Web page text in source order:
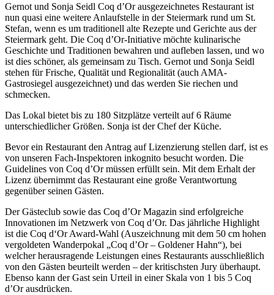
Gernot und Sonja Seidl Coq d’Or ausgezeichnetes Restaurant ist
nun quasi eine weitere Anlaufstelle in der Steiermark rund um St.
Stefan, wenn es um traditionell alte Rezepte und Gerichte aus der
Steiermark geht. Die Coq d’Or-Initiative möchte kulinarische
Geschichte und Traditionen bewahren und aufleben lassen, und wo
ist dies schöner, als gemeinsam zu Tisch. Gernot und Sonja Seidl
stehen für Frische, Qualität und Regionalität (auch AMA-
Gastrosiegel ausgezeichnet) und das werden Sie riechen und
schmecken.
Das Lokal bietet bis zu 180 Sitzplätze verteilt auf 6 Räume
unterschiedlicher Größen. Sonja ist der Chef der Küche.
Bevor ein Restaurant den Antrag auf Lizenzierung stellen darf, ist es
von unseren Fach-Inspektoren inkognito besucht worden. Die
Guidelines von Coq d’Or müssen erfüllt sein. Mit dem Erhalt der
Lizenz übernimmt das Restaurant eine große Verantwortung
gegenüber seinen Gästen.
Der Gästeclub sowie das Coq d’Or Magazin sind erfolgreiche
Innovationen im Netzwerk von Coq d’Or. Das jährliche Highlight
ist die Coq d‘Or Award-Wahl (Auszeichnung mit dem 50 cm hohen
vergoldeten Wanderpokal „Coq d’Or – Goldener Hahn“), bei
welcher herausragende Leistungen eines Restaurants ausschließlich
von den Gästen beurteilt werden – der kritischsten Jury überhaupt.
Ebenso kann der Gast sein Urteil in einer Skala von 1 bis 5 Coq
d’Or ausdrücken.